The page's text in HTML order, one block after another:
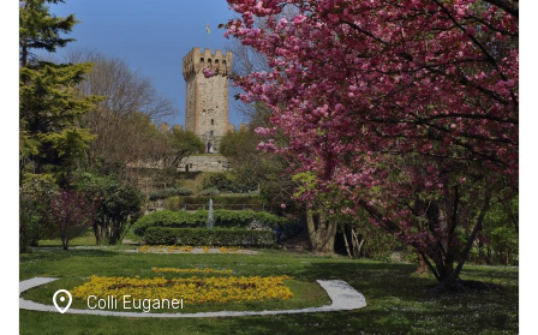
location_on Colli Euganei